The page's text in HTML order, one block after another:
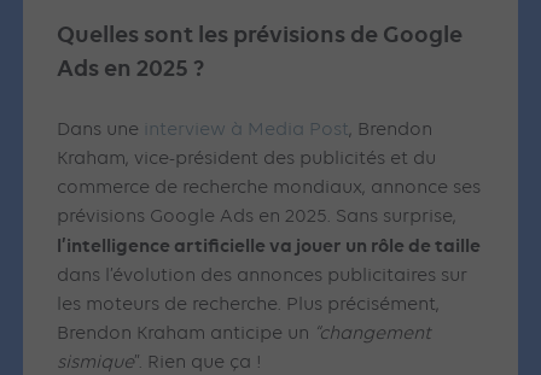
Quelles sont les prévisions de Google
Ads en 2025 ?
Dans une interview à Media Post, Brendon
Kraham, vice-président des publicités et du
commerce de recherche mondiaux, annonce ses
prévisions Google Ads en 2025. Sans surprise,
l’intelligence artificielle va jouer un rôle de taille
dans l’évolution des annonces publicitaires sur
les moteurs de recherche. Plus précisément,
Brendon Kraham anticipe un “changement
sismique”. Rien que ça !